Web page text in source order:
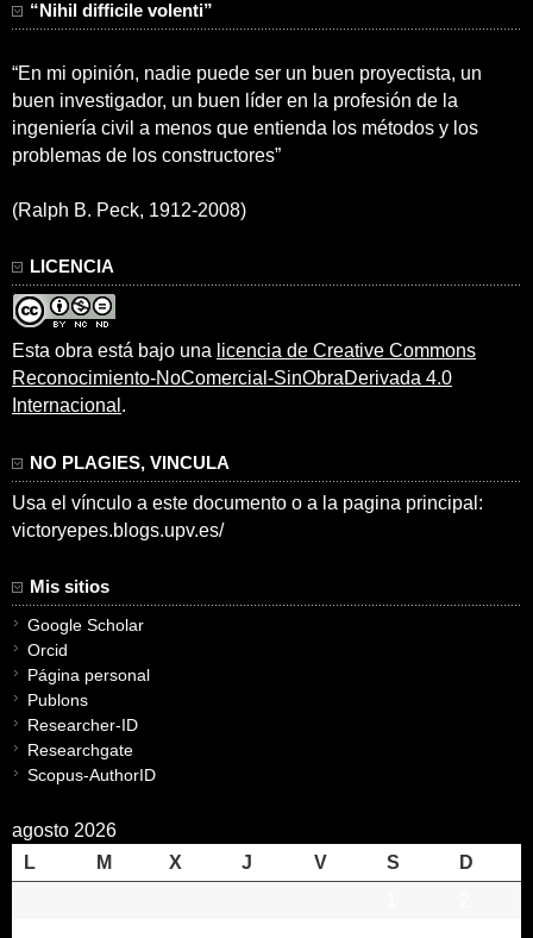
“Nihil difficile volenti”
“En mi opinión, nadie puede ser un buen proyectista, un
buen investigador, un buen líder en la profesión de la
ingeniería civil a menos que entienda los métodos y los
problemas de los constructores”
(Ralph B. Peck, 1912-2008)
LICENCIA
Esta obra está bajo una licencia de Creative Commons
Reconocimiento-NoComercial-SinObraDerivada 4.0
Internacional .
NO PLAGIES, VINCULA
Usa el vínculo a este documento o a la pagina principal:
victoryepes.blogs.upv.es/
Mis sitios
Google Scholar
Orcid
Página personal
Publons
Researcher-ID
Researchgate
Scopus-AuthorID
agosto 2026
L
M X J V S
D